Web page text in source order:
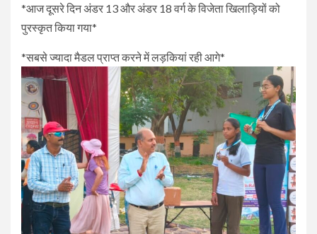
*आज दूसरे दिन अंडर 13 और अंडर 18 वर्ग के विजेता खिलाड़ियों को
पुरस्कृत किया गया*
*सबसे ज्यादा मैडल प्राप्त करने में लड़कियां रही आगे*